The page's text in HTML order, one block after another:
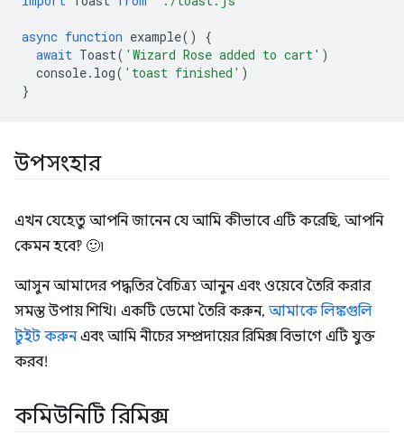
async function example()
{
await Toast( 'Wizard Rose added to cart' )
console. log( 'toast finished' )
}
উপসংহার
এখন যেহেতু আপনি জানেন যে আমি কীভাবে এটি করেছি, আপনি
কেমন হবে‽ 🙂৷
আসুন আমাদের পদ্ধতির বৈচিত্র্য আনুন এবং ওয়েবে তৈরি করার
সমস্ত উপায় শিখি। একটি ডেমো তৈরি করুন, আমাকে লিঙ্কগুলি
টুইট করুনএবং আমি নীচের সম্প্রদায়ের রিমিক্স বিভাগে এটি যুক্ত
করব!
কমিউনিটি রিমিক্স